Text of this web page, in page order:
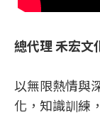
總代理 禾宏文
以無限熱情與
化，知識訓練